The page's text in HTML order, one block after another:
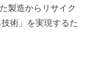
製造からリサイク
術」を実現するた